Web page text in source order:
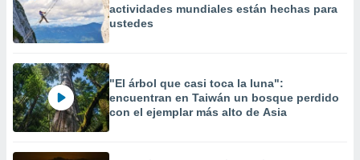
actividades mundiales están hechas para
ustedes
"El árbol que casi toca la luna":
encuentran en Taiwán un bosque perdido
con el ejemplar más alto de Asia